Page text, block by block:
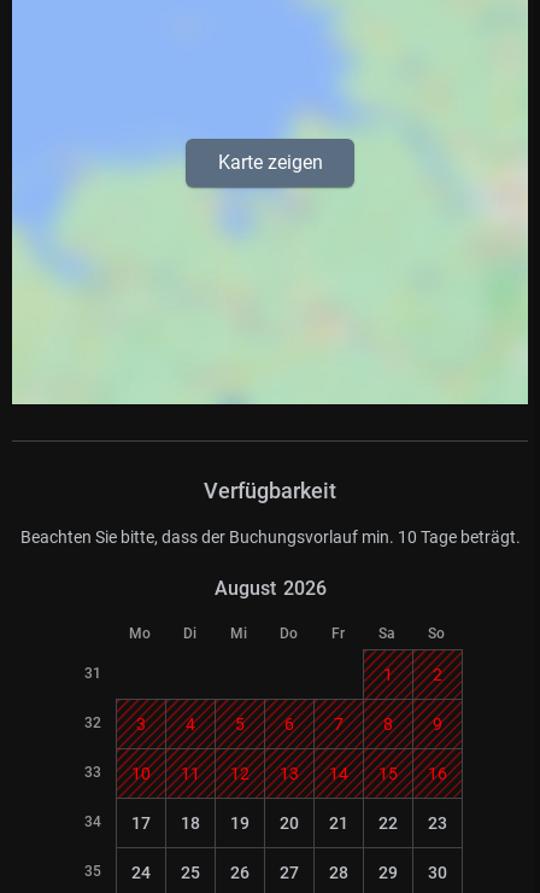
Karte zeigen
Verfügbarkeit
Beachten Sie bitte, dass der Buchungsvorlauf min. 10 Tage beträgt.
August 2026
Mo Di Mi Do Fr Sa So
31 1 2
32 3 4 5 6 7 8 9
33 10 11 12 13 14 15 16
34 17 18 19 20 21 22 23
35 24 25 26 27 28 29 30